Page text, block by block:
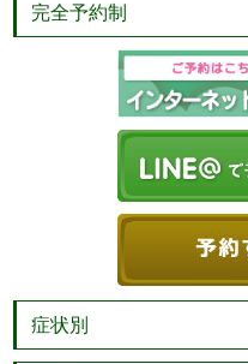
完全予約制
症状別